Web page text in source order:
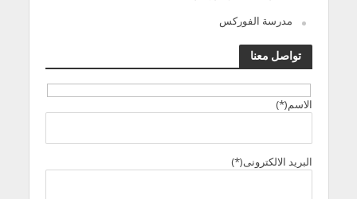
مدرسة الفوركس
تواصل معنا
الاسم(*)
البريد الالكترونى(*)